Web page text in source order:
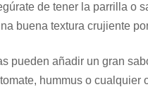
de tener la parrilla o
buena textura crujiente
pueden añadir un gran
hummus o cualquier